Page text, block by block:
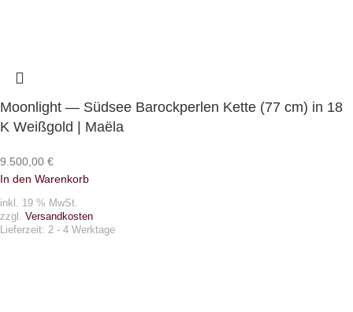
Moonlight — Südsee Barockperlen Kette (77 cm) in 18
K Weißgold | Maëla
9.500,00 €
In den Warenkorb
inkl. 19 % MwSt.
zzgl. Versandkosten
Lieferzeit: 2 - 4 Werktage